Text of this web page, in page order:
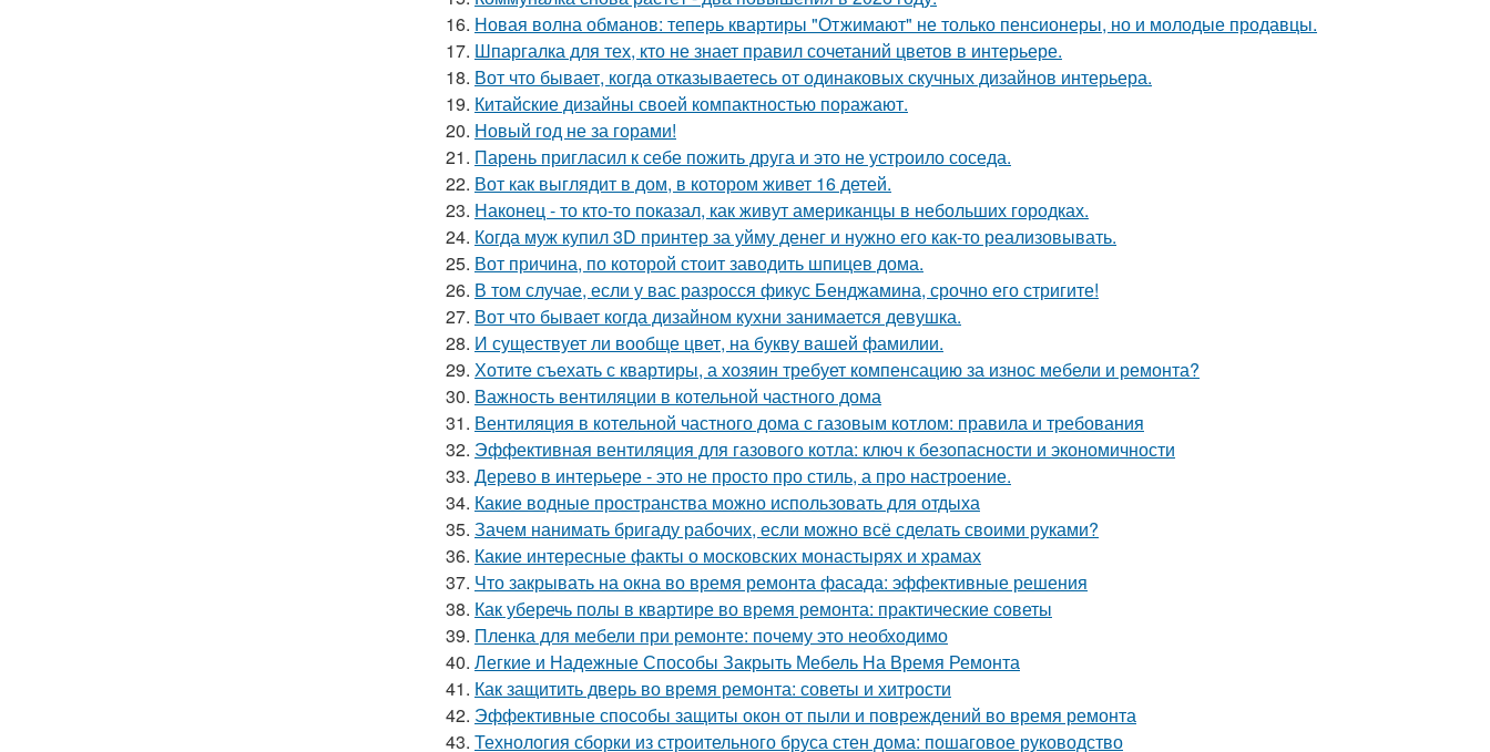
16. Новая волна обманов: теперь квартиры "Отжимают" не только пенсионеры, но и молодые продавцы.
17. Шпаргалка для тех, кто не знает правил сочетаний цветов в интерьере.
18. Вот что бывает, когда отказываетесь от одинаковых скучных дизайнов интерьера.
19. Китайские дизайны своей компактностью поражают.
20. Новый год не за горами!
21. Парень пригласил к себе пожить друга и это не устроило соседа.
22. Вот как выглядит в дом, в котором живет 16 детей.
23. Наконец - то кто-то показал, как живут американцы в небольших городках.
24. Когда муж купил 3D принтер за уйму денег и нужно его как-то реализовывать.
25. Вот причина, по которой стоит заводить шпицев дома.
26. В том случае, если у вас разросся фикус Бенджамина, срочно его стригите!
27. Вот что бывает когда дизайном кухни занимается девушка.
28. И существует ли вообще цвет, на букву вашей фамилии.
29. Хотите съехать с квартиры, а хозяин требует компенсацию за износ мебели и ремонта?
30. Важность вентиляции в котельной частного дома
31. Вентиляция в котельной частного дома с газовым котлом: правила и требования
32. Эффективная вентиляция для газового котла: ключ к безопасности и экономичности
33. Дерево в интерьере - это не просто про стиль, а про настроение.
34. Какие водные пространства можно использовать для отдыха
35. Зачем нанимать бригаду рабочих, если можно всё сделать своими руками?
36. Какие интересные факты о московских монастырях и храмах
37. Что закрывать на окна во время ремонта фасада: эффективные решения
38. Как уберечь полы в квартире во время ремонта: практические советы
39. Пленка для мебели при ремонте: почему это необходимо
40. Легкие и Надежные Способы Закрыть Мебель На Время Ремонта
41. Как защитить дверь во время ремонта: советы и хитрости
42. Эффективные способы защиты окон от пыли и повреждений во время ремонта
43. Технология сборки из строительного бруса стен дома: пошаговое руководство